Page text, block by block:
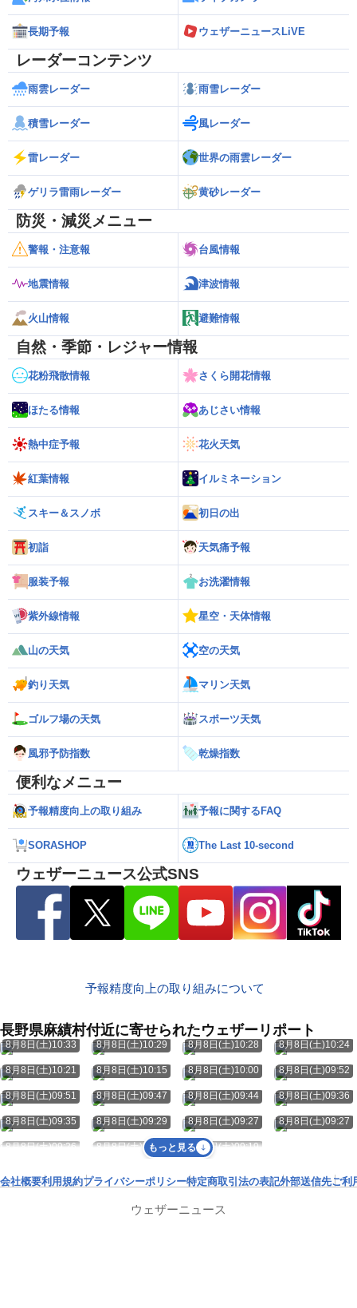
長期予報 ウェザーニュースLiVE
レーダーコンテンツ
雨雲レーダー 雨雪レーダー
積雪レーダー 風レーダー
雷レーダー 世界の雨雲レーダー
ゲリラ雷雨レーダー 黄砂レーダー
防災・減災メニュー
警報・注意報 台風情報
地震情報 津波情報
火山情報 避難情報
自然・季節・レジャー情報
花粉飛散情報 さくら開花情報
ほたる情報 あじさい情報
熱中症予報 花火天気
紅葉情報 イルミネーション
スキー＆スノボ 初日の出
初詣 天気痛予報
服装予報 お洗濯情報
紫外線情報 星空・天体情報
山の天気 空の天気
釣り天気 マリン天気
ゴルフ場の天気 スポーツ天気
風邪予防指数 乾燥指数
便利なメニュー
予報精度向上の取り組み 予報に関するFAQ
SORASHOP The Last 10-second
ウェザーニュース公式SNS
予報精度向上の取り組みについて
長野県麻績村付近に寄せられたウェザーリポート
8月8日(土)10:33 8月8日(土)10:29 8月8日(土)10:28 8月8日(土)10:24
8月8日(土)10:21 8月8日(土)10:15 8月8日(土)10:00 8月8日(土)09:52
8月8日(土)09:51 8月8日(土)09:47 8月8日(土)09:44 8月8日(土)09:36
8月8日(土)09:35 8月8日(土)09:29 8月8日(土)09:27 8月8日(土)09:27
8月8日(土)09:26 8月8日(土)09:23 8月8日(土)09:19
もっと見る
会社概要利用規約プライバシーポリシー特定商取引法の表記外部送信先ご利
ウェザーニュース